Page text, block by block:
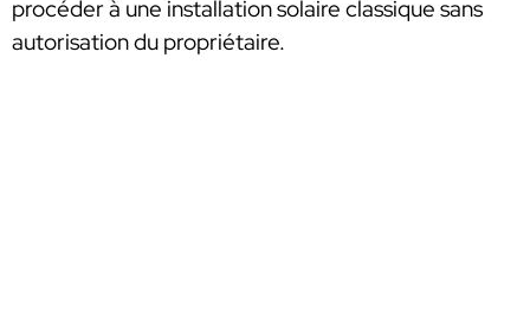
procéder à une installation solaire classique sans
autorisation du propriétaire.